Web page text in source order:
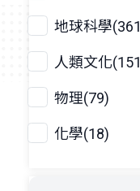
地球科學
人類文化
物理(79)
化學(18)